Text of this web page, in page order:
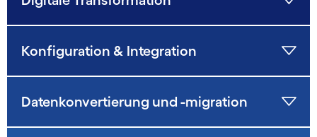
Konfiguration & Integration
Datenkonvertierung und -migration